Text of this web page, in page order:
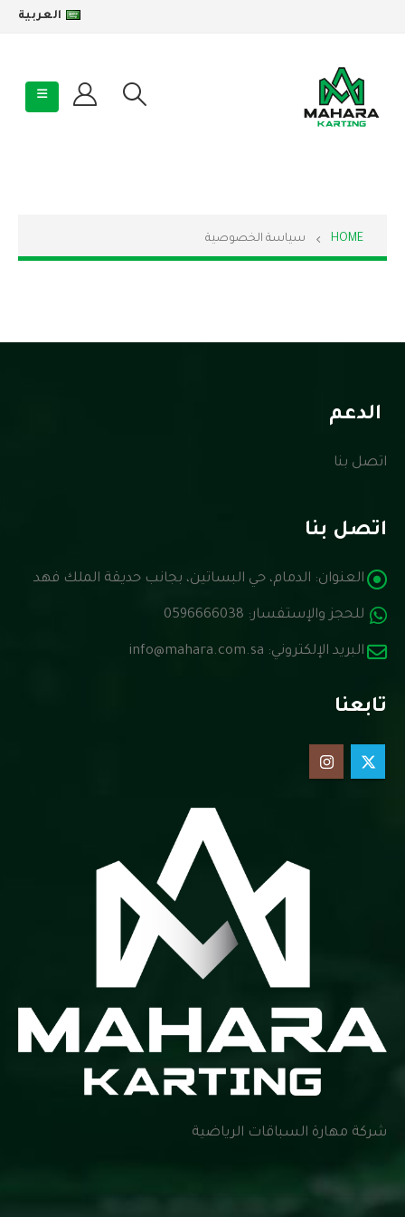
العربية
HOME سياسة الخصوصية
الدعم
اتصل بنا
اتصل بنا
العنوان: الدمام، حي البساتين، بجانب حديقة الملك فهد
للحجز والإستفسار: 0596666038
البريد الإلكتروني: info@mahara.com.sa
تابعنا
شركة مهارة السباقات الرياضية